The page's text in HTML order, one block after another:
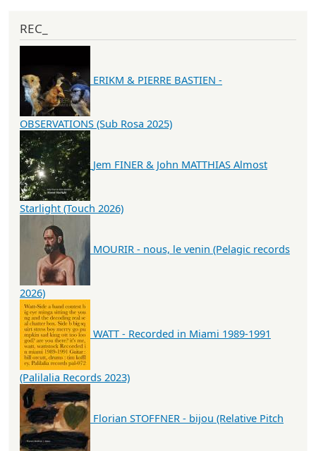
REC_
ERIKM & PIERRE BASTIEN -
OBSERVATIONS (Sub Rosa 2025)
Jem FINER & John MATTHIAS Almost
Starlight (Touch 2026)
MOURIR - nous, le venin (Pelagic records
2026)
WATT - Recorded in Miami 1989-1991
(Palilalia Records 2023)
Florian STOFFNER - bijou (Relative Pitch